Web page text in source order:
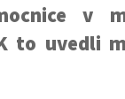
v
to uvedli